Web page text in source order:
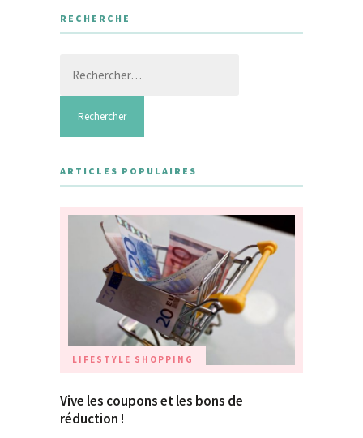
RECHERCHE
ARTICLES POPULAIRES
LIFESTYLE SHOPPING
Vive les coupons et les bons de
réduction !